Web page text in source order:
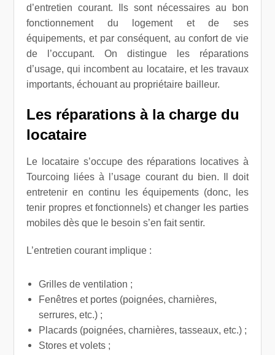
d’entretien courant. Ils sont nécessaires au bon
fonctionnement du logement et de ses
équipements, et par conséquent, au confort de vie
de l’occupant. On distingue les réparations
d’usage, qui incombent au locataire, et les travaux
importants, échouant au propriétaire bailleur.
Les réparations à la charge du
locataire
Le locataire s’occupe des réparations locatives à
Tourcoing liées à l’usage courant du bien. Il doit
entretenir en continu les équipements (donc, les
tenir propres et fonctionnels) et changer les parties
mobiles dès que le besoin s’en fait sentir.
L’entretien courant implique :
Grilles de ventilation ;
Fenêtres et portes (poignées, charnières,
serrures, etc.) ;
Placards (poignées, charnières, tasseaux, etc.) ;
Stores et volets ;